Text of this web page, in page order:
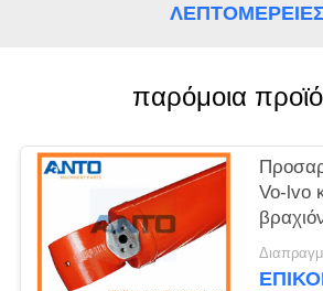
παρόμοια
Vo-lvo
κάδων